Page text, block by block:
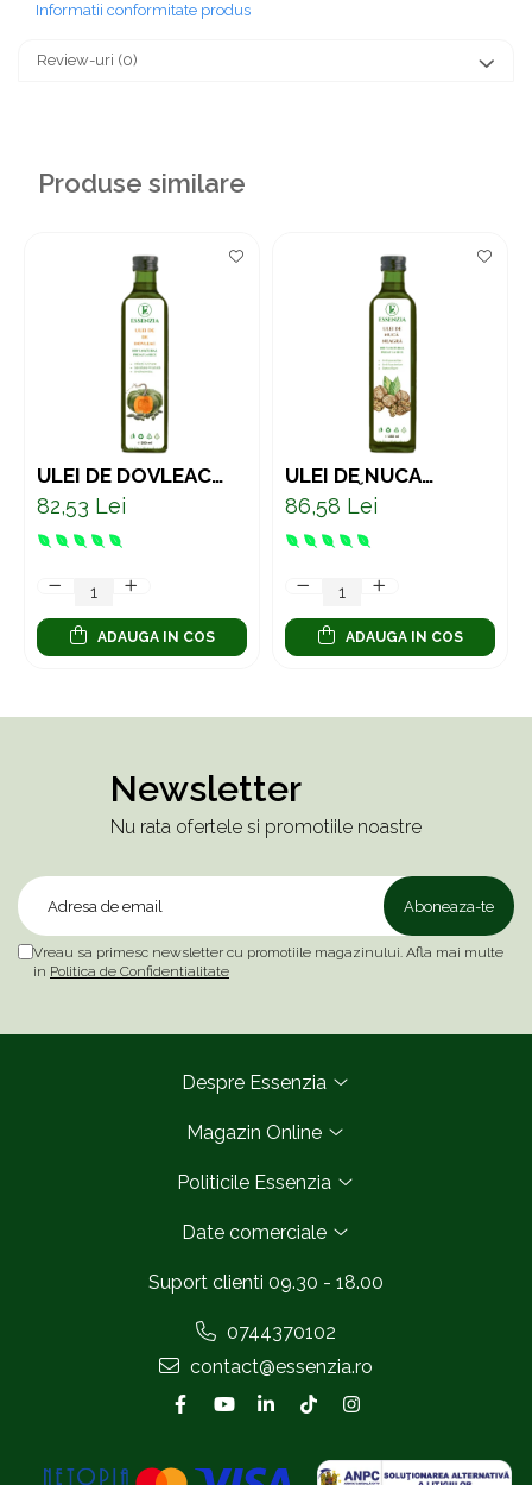
Informatii conformitate produs
Review-uri (0)
Produse similare
ULEI DE DOVLEAC
PRESAT LA RECE –
SUPORT NATURAL
PENTRU PROSTATĂ
ȘI SISTEMUL URINAR
82,53 Lei
ADAUGA IN COS
ULEI DE NUCĂ
NEAGRĂ PRESAT LA
RECE – SUPORT
NATURAL PENTRU
DIGESTIE 250 ML
86,58 Lei
ADAUGA IN COS
Newsletter
Nu rata ofertele si promotiile noastre
Vreau sa primesc newsletter cu promotiile magazinului. Afla mai multe
in Politica de Confidentialitate
Despre Essenzia
Magazin Online
Politicile Essenzia
Date comerciale
Suport clienti 09.30 - 18.00
0744370102
contact@essenzia.ro